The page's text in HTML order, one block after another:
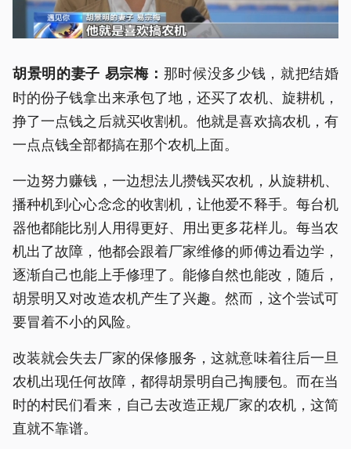
胡景明的妻子 易宗梅： 那时候没多少钱，就把结婚
时的份子钱拿出来承包了地，还买了农机、旋耕机，
挣了一点钱之后就买收割机。他就是喜欢搞农机，有
一点点钱全部都搞在那个农机上面。
一边努力赚钱，一边想法儿攒钱买农机，从旋耕机、
播种机到心心念念的收割机，让他爱不释手。每台机
器他都能比别人用得更好、用出更多花样儿。每当农
机出了故障，他都会跟着厂家维修的师傅边看边学，
逐渐自己也能上手修理了。能修自然也能改，随后，
胡景明又对改造农机产生了兴趣。然而，这个尝试可
要冒着不小的风险。
改装就会失去厂家的保修服务，这就意味着往后一旦
农机出现任何故障，都得胡景明自己掏腰包。而在当
时的村民们看来，自己去改造正规厂家的农机，这简
直就不靠谱。